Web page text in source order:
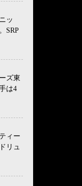
ッ
SRP
ズ東
は4
ィー
リュ